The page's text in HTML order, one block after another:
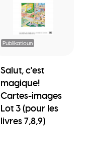
Publikatioun
Salut, c'est
magique!
Cartes-images
Lot 3 (pour les
livres 7,8,9)